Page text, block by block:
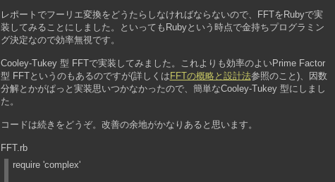
レポートでフーリエ変換をどうたらしなければならないので、FFTをRubyで実
装してみることにしました。といってもRubyという時点で金持ちプログラミン
グ決定なので効率無視です。
Cooley-Tukey 型 FFTで実装してみました。これよりも効率のよいPrime Factor
型 FFTというのもあるのですが(詳しくは FFTの概略と設計法参照のこと)、因数
分解とかがぱっと実装思いつかなかったので、簡単なCooley-Tukey 型にしまし
た。
コードは続きをどうぞ。改善の余地がかなりあると思います。
FFT.rb
require 'complex'